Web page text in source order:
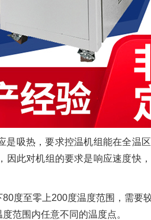
吸热，要求控温机组能在全温
此对机组的要求是响应速度快
度至零上200度温度范围，需要
范围内任意不同的温度点。